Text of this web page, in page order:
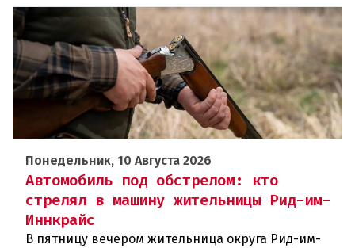
Понедельник, 10 Августа 2026
Автомобиль под обстрелом: кто
стрелял в машину жительницы Рид-им-
Иннкрайс
В пятницу вечером жительница округа Рид-им-